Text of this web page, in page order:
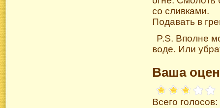
со сливками.
Подавать в
P.S. Вполне
воде. Или
Ваша
Всего